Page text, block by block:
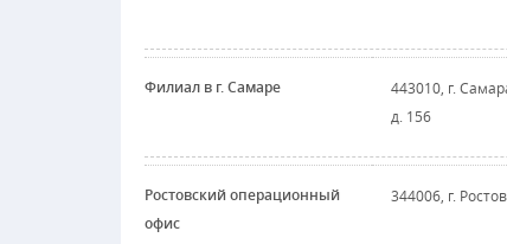
Филиал в г. Самаре
443010, г.
д. 156
Ростовский операционный
офис
344006, г.